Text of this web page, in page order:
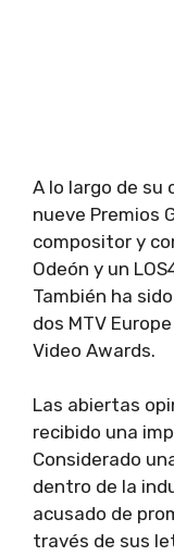
A lo largo de su
nueve Premios
compositor y
Odeón y un
También ha
dos MTV
Video Awards.
Las abiertas
recibido una
Considerado
dentro de la
acusado de
través de sus